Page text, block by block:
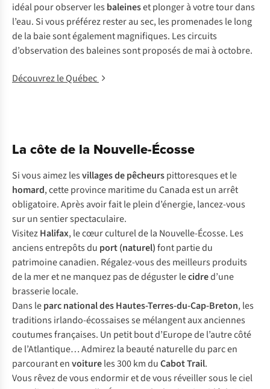
idéal pour observer les baleineset plonger à votre tour dans
l’eau. Si vous préférez rester au sec, les promenades le long
de la baie sont également magnifiques. Les circuits
d’observation des baleines sont proposés de mai à octobre.
Découvrez le Québec
La côte de la Nouvelle-Écosse
Si vous aimez lesvillages de pêcheurspittoresques et le
homard, cette province maritime du Canada est un arrêt
obligatoire. Après avoir fait le plein d’énergie, lancez-vous
sur un sentier spectaculaire.
VisitezHalifax, le cœur culturel de la Nouvelle-Écosse. Les
anciens entrepôts du port (naturel)font partie du
patrimoine canadien. Régalez-vous des meilleurs produits
de la mer et ne manquez pas de déguster lecidred’une
brasserie locale.
Dans leparc national des Hautes-Terres-du-Cap-Breton, les
traditions irlando-écossaises se mélangent aux anciennes
coutumes françaises. Un petit bout d’Europe de l’autre côté
de l’Atlantique… Admirez la beauté naturelle du parc en
parcourant envoitureles 300 km duCabot Trail.
Vous rêvez de vous endormir et de vous réveiller sous le ciel